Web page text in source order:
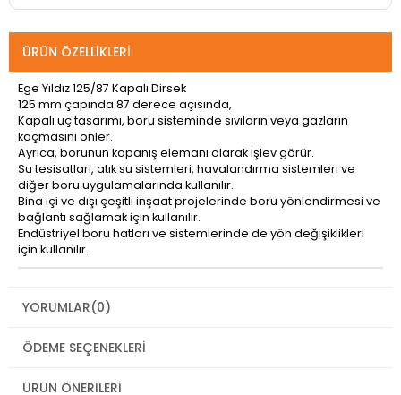
ÜRÜN ÖZELLIKLERI
Ege Yıldız 125/87 Kapalı Dirsek
125 mm çapında 87 derece açısında,
Kapalı uç tasarımı, boru sisteminde sıvıların veya gazların
kaçmasını önler.
Ayrıca, borunun kapanış elemanı olarak işlev görür.
Su tesisatları, atık su sistemleri, havalandırma sistemleri ve
diğer boru uygulamalarında kullanılır.
Bina içi ve dışı çeşitli inşaat projelerinde boru yönlendirmesi ve
bağlantı sağlamak için kullanılır.
Endüstriyel boru hatları ve sistemlerinde de yön değişiklikleri
için kullanılır.
YORUMLAR(0)
ÖDEME SEÇENEKLERI
ÜRÜN ÖNERILERI